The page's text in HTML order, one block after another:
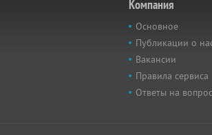
Компания
Основное
Публикации о
Вакансии
Правила сервиса
Ответы на